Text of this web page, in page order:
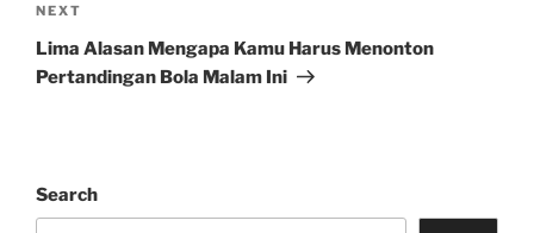
Next
Post
NEXT
Lima Alasan Mengapa Kamu Harus Menonton
Pertandingan Bola Malam Ini
Search